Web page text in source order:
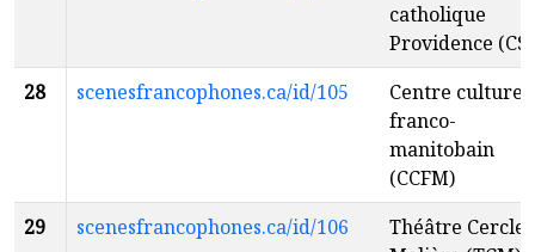
catholique
Providence
28
scenesfrancophones.ca/id/105
Centre culturel
franco-
manitobain
(CCFM)
29
scenesfrancophones.ca/id/106
Théâtre Cercle